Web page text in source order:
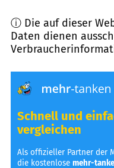
ⓘ Die auf dieser
Daten dienen
Schnell und
vergleichen
Als offizieller Partner der
die kostenlosemehr-